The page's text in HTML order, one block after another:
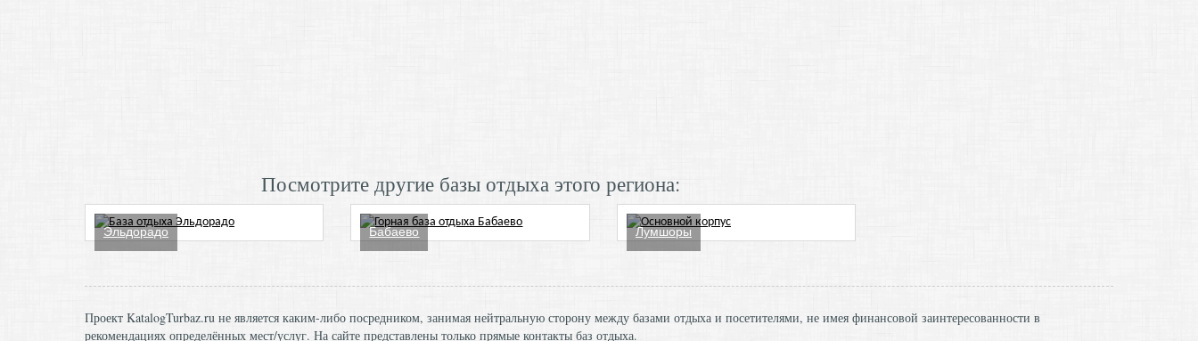
Посмотрите другие базы отдыха этого региона:
Эльдорадо Бабаево Лумшоры
Проект KatalogTurbaz.ru не является каким-либо посредником, занимая нейтральную сторону между базами отдыха и посетителями, не имея финансовой заинтересованности в
рекомендациях определённых мест/услуг. На сайте представлены только прямые контакты баз отдыха.